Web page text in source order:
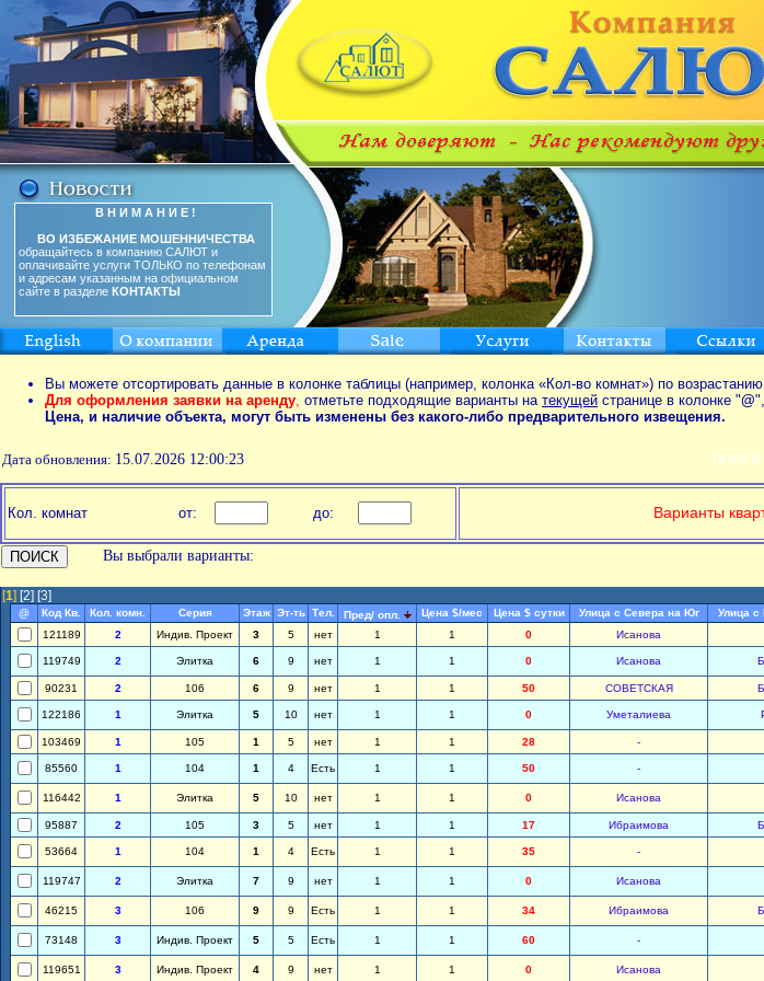
В Н И М А Н И Е !
ВО ИЗБЕЖАНИЕ МОШЕННИЧЕСТВА
обращайтесь в компанию САЛЮТ и
оплачивайте услуги ТОЛЬКО по телефонам
и адресам указанным на официальном
сайте в разделе КОНТАКТЫ
Вы можете отсортировать данные в колонке таблицы (например, колонка «Кол-во комнат») по
Для оформления заявки на аренду, отметьте подходящие варианты на текущей странице в колонке "@
Цена, и наличие объекта, могут быть изменены без какого-либо предварительного извещения.
Дата обновления: 15.07.2026 12:00:23 ПОИСК
Кол. комнат от: до: Варианты
Вы выбрали варианты:
[1] [2] [3]
@ Код Кв. Кол. комн. Серия Этаж Эт-ть Тел. Пред/ опл. Цена $/мес Цена $ сутки Улица с Севера на Юг Улица с
121189
2 Индив. Проект 3 5 нет 1 1 0 Исанова
119749 2 Элитка 6 9 нет 1 1 0 Исанова
90231 2 106 6 9 нет 1 1 50 СОВЕТСКАЯ
122186 1 Элитка 5 10 нет 1 1 0 Уметалиева
103469 1 105 1 5 нет 1 1 28 -
85560 1 104 1 4 Есть 1 1 50 -
116442 1 Элитка 5 10 нет 1 1 0 Исанова
95887 2 105 3 5 нет 1 1 17 Ибраимова
53664 1 104 1 4 Есть 1 1 35 -
119747 2 Элитка 7 9 нет 1 1 0 Исанова
46215 3 106 9 9 Есть 1 1 34 Ибраимова
73148 3 Индив. Проект 5 5 Есть 1 1 60 -
119651 3 Индив. Проект 4 9 нет 1 1 0 Исанова